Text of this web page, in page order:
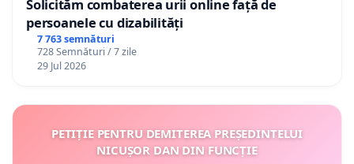
Solicităm combaterea urii online față de
persoanele cu dizabilități
7 763 semnături
728 Semnături / 7 zile
29 Jul 2026
PETIȚIE PENTRU DEMITEREA PREȘEDINTELUI
NICUȘOR DAN DIN FUNCȚIE